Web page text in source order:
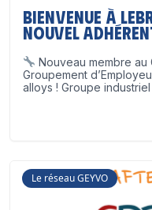
Bienvenue à
nouvel
Nouveau membre au
Groupement
alloys ! Groupe
Le réseau GEYVO